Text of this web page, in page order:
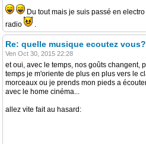
Du tout mais je suis passé en
radio
.
Re: quelle musique ecoutez vous?
Ven Oct 30, 2015 22:28
et oui, avec le temps, nos goûts changent,
temps je m'oriente de plus en plus vers le
morceaux ou je prends mon pieds a
avec le home cinéma...
allez vite fait au hasard: